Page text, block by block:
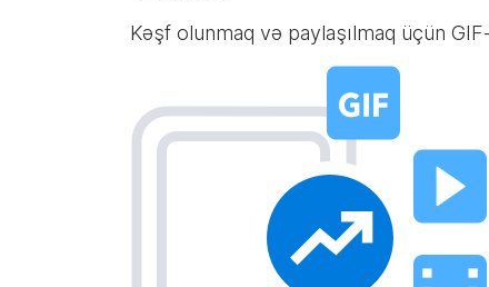
Kəşf olunmaq və paylaşılmaq üçün